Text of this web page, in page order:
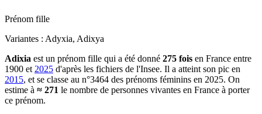
Prénom fille
Variantes : Adyxia, Adixya
Adixia est un prénom fille qui a été donné 275 fois en France entre
1900 et 2025 d'après les fichiers de l'Insee. Il a atteint son pic en
2015, et se classe au n°3464 des prénoms féminins en 2025. On
estime à ≈ 271 le nombre de personnes vivantes en France à porter
ce prénom.